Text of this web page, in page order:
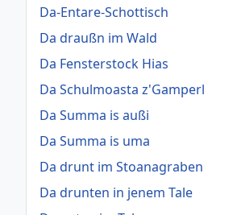
Da-Entare-Schottisch
Da draußn im Wald
Da Fensterstock Hias
Da Schulmoasta z'Gamperl
Da Summa is außi
Da Summa is uma
Da drunt im Stoanagraben
Da drunten in jenem Tale